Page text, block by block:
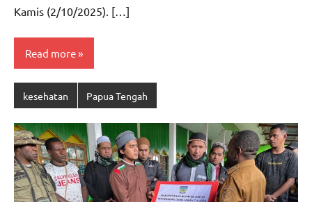
Kamis (2/10/2025). […]
Read more
kesehatan Papua Tengah